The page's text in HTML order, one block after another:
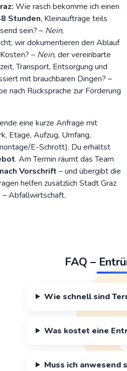
Wie rasch bekomme ich einen
Stunden, Kleinaufträge teils
sein? – Nein,
wir dokumentieren den Ablauf
– Nein, der vereinbarte
Transport, Entsorgung und
mit brauchbaren Dingen? –
nach Rücksprache zur Förderung
eine kurze Anfrage mit
Etage, Aufzug, Umfang,
E-Schrott). Du erhältst
. Am Termin räumt das Team
nach Vorschrift – und übergibt die
helfen zusätzlich Stadt Graz
– Abfallwirtschaft.
FAQ –
Wie schnell sind
Was kostet eine
Muss ich anwesend